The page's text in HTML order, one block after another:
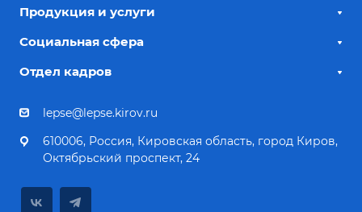
Продукция и услуги
Социальная сфера
Отдел кадров
lepse@lepse.kirov.ru
610006, Россия, Кировская область, город Киров,
Октябрьский проспект, 24